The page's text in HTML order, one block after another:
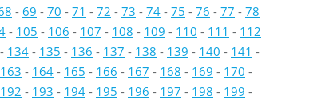
- 69 - 70 - 71 - 72 - 73 - 74 - 75 - 76 - 77 - 78
- 105 - 106 - 107 - 108 - 109 - 110 - 111 - 112
- 134 - 135 - 136 - 137 - 138 - 139 - 140 - 141 -
163 - 164 - 165 - 166 - 167 - 168 - 169 - 170 -
192 - 193 - 194 - 195 - 196 - 197 - 198 - 199 -